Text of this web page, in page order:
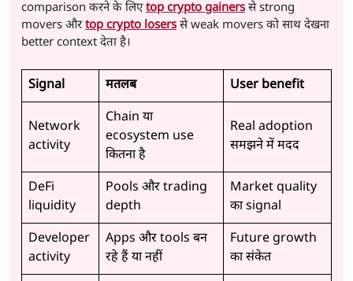
comparison करने के लिएtop crypto gainersसे strong
movers औरtop crypto losersसे weak movers को साथ देखना
better context देता है।
Signal मतलब User benefit
Network
activity
Chain या
ecosystem use
कितना है
Real adoption
समझने में मदद
DeFi
liquidity
Pools और trading
depth
Market quality
का signal
Developer
activity
Apps और tools बन
रहे हैं या नहीं
Future growth
का संकेत